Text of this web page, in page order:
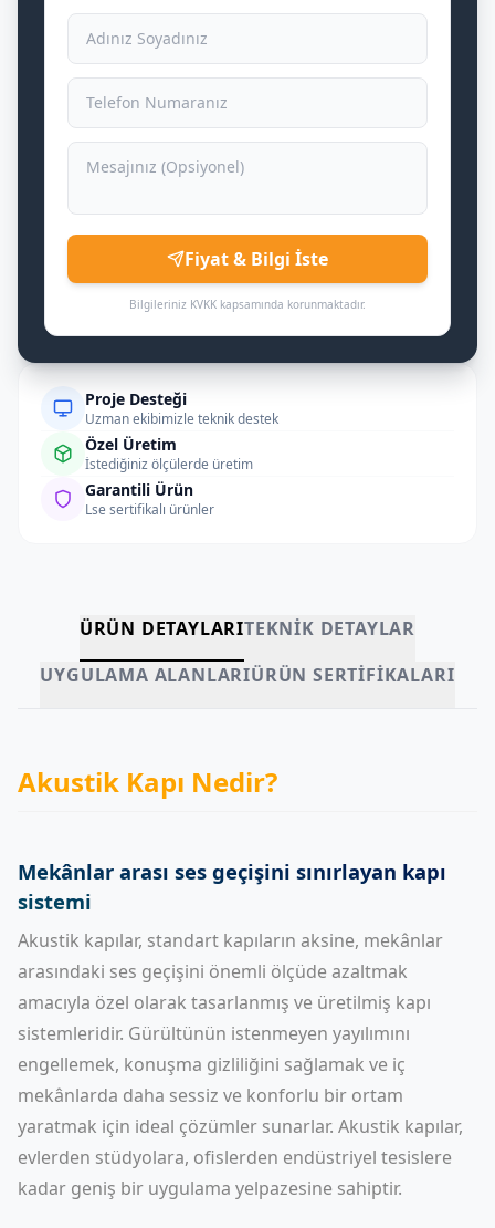
Fiyat & Bilgi İste
Bilgileriniz KVKK kapsamında korunmaktadır.
Proje Desteği
Uzman ekibimizle teknik destek
Özel Üretim
İstediğiniz ölçülerde üretim
Garantili Ürün
Lse sertifikalı ürünler
ÜRÜN DETAYLARITEKNIK DETAYLAR
UYGULAMA ALANLARIÜRÜN SERTIFIKALARI
Akustik Kapı Nedir?
Mekânlar arası ses geçişini sınırlayan kapı
sistemi
Akustik kapılar, standart kapıların aksine, mekânlar
arasındaki ses geçişini önemli ölçüde azaltmak
amacıyla özel olarak tasarlanmış ve üretilmiş kapı
sistemleridir. Gürültünün istenmeyen yayılımını
engellemek, konuşma gizliliğini sağlamak ve iç
mekânlarda daha sessiz ve konforlu bir ortam
yaratmak için ideal çözümler sunarlar. Akustik kapılar,
evlerden stüdyolara, ofislerden endüstriyel tesislere
kadar geniş bir uygulama yelpazesine sahiptir.